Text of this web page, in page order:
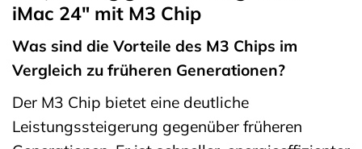
iMac 24″ mit M3 Chip
Was sind die Vorteile des M3 Chips im
Vergleich zu früheren Generationen?
Der M3 Chip bietet eine deutliche
Leistungssteigerung gegenüber früheren